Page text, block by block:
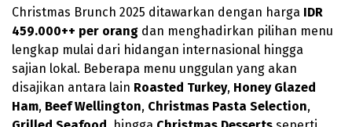
Christmas Brunch 2025 ditawarkan dengan harga IDR
459.000++ per orang dan menghadirkan pilihan menu
lengkap mulai dari hidangan internasional hingga
sajian lokal. Beberapa menu unggulan yang akan
disajikan antara lain Roasted Turkey, Honey Glazed
Ham, Beef Wellington, Christmas Pasta Selection,